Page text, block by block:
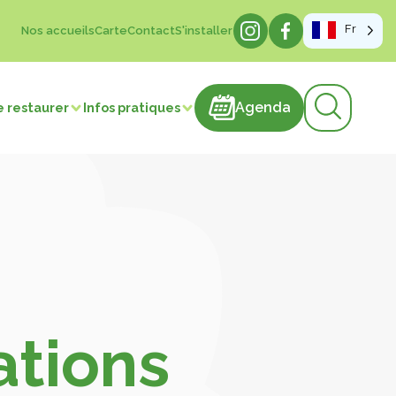
Nos accueilsCarteContactS'installer Fr
restaurer Infos pratiques Agenda
Agenda